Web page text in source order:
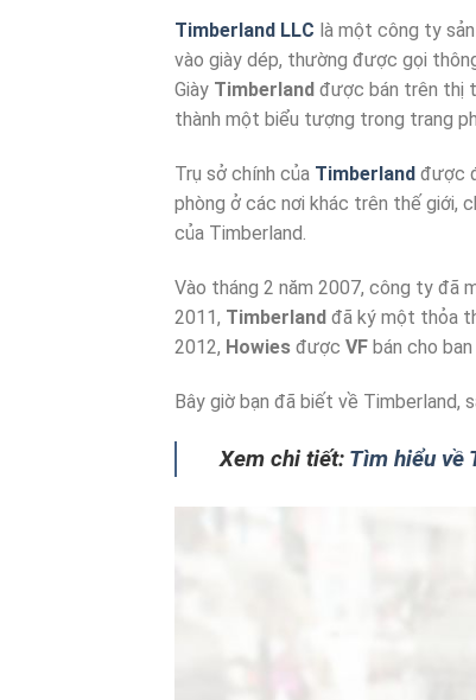
Timberland LLC là một công ty
vào giày dép, thường được gọi
Giày Timberland được bán trên thị
thành một biểu tượng trong trang
Trụ sở chính của Timberland được
phòng ở các nơi khác trên thế giới,
của Timberland.
Vào tháng 2 năm 2007, công ty đã
2011, Timberland đã ký một thỏa
2012, Howies được VF bán cho ban
Bây giờ bạn đã biết về Timberland,
Xem chi tiết: Tìm hiểu về